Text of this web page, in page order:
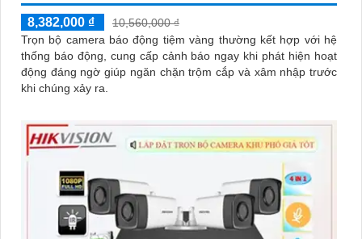
8,382,000 ₫
10,560,000 ₫
Trọn bộ camera báo động tiệm vàng thường kết hợp với hệ
thống báo động, cung cấp cảnh báo ngay khi phát hiện hoạt
động đáng ngờ giúp ngăn chặn trộm cắp và xâm nhập trước
khi chúng xảy ra.